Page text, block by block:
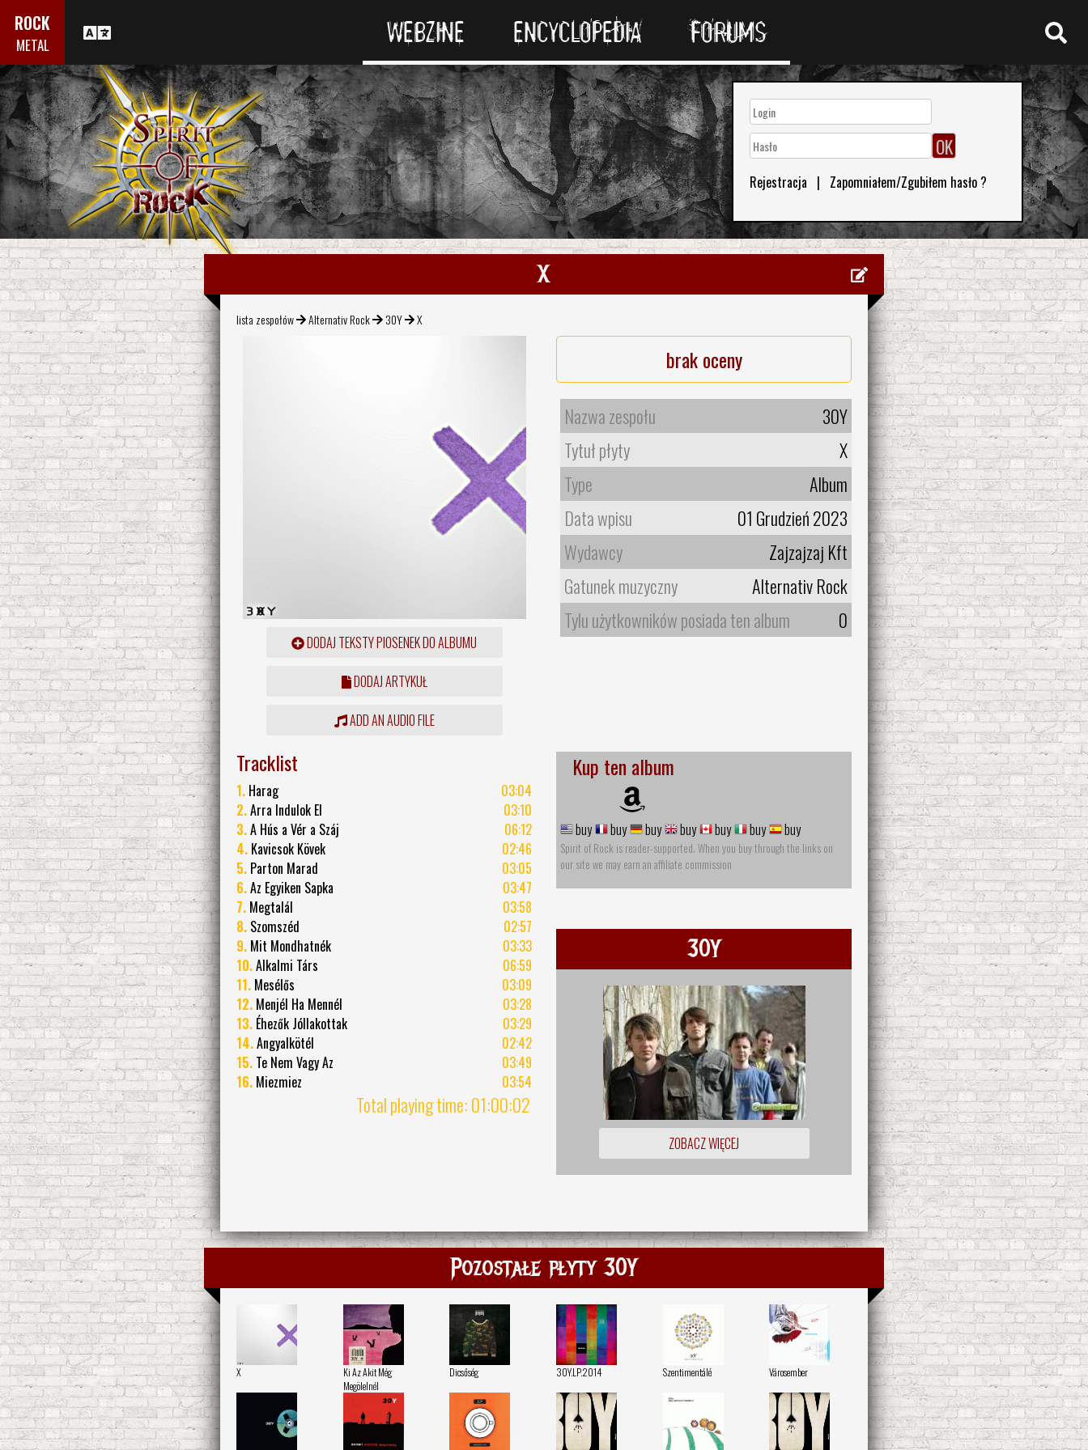
ROCK
METAL WEBZINE ENCYCLOPEDIA FORUMS
Rejestracja | Zapomniałem/Zgubiłem hasło ?
X
lista zespołów Alternativ Rock 30Y X
DODAJ TEKSTY PIOSENEK DO ALBUMU
DODAJ ARTYKUŁ
ADD AN AUDIO FILE
brak oceny
Nazwa zespołu
30Y
Tytuł płyty
X
Type
Album
Data wpisu
01 Grudzień 2023
Wydawcy
Zajzajzaj Kft
Gatunek muzyczny
Alternativ Rock
Tylu użytkowników posiada ten album
0
Tracklist
1. Harag
03:04
2.Arra Indulok El
03:10
3.A Hús a Vér a Száj
06:12
4. Kavicsok Kövek
02:46
5. Parton Marad
03:05
6.Az Egyiken Sapka
03:47
7. Megtalál
03:58
8. Szomszéd
02:57
9. Mit Mondhatnék
03:33
10.Alkalmi Társ
06:59
11. Mesélős
03:09
12. Menjél Ha Mennél
03:28
13. Éhezők Jóllakottak
03:29
14.Angyalkötél
02:42
15. Te Nem Vagy Az
03:49
16. Miezmiez 03:54
Total playing time: 01:00:02
Kup ten album
buy buy buy buy buy buy buy
Spirit of Rock is reader-supported. When you buy through the links on
our site we may earn an affiliate commission
30Y
ZOBACZ WIĘCEJ
Pozostałe płyty 30Y
X
Ki Az Akit Még
Megölelnél
Dicsőség 30Y.LP.2014 Szentimentálé Városember